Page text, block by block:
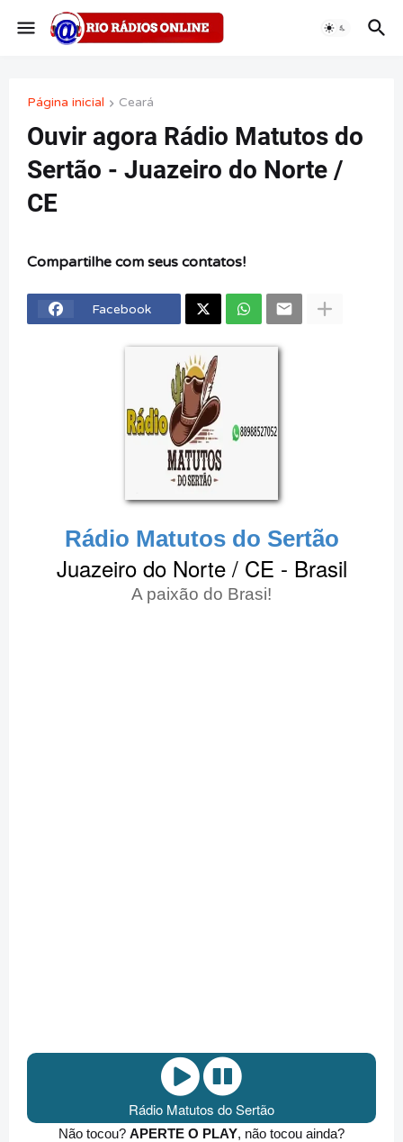
Página inicial Ceará
Ouvir agora Rádio Matutos do
Sertão - Juazeiro do Norte /
CE
Compartilhe com seus contatos!
Facebook
Rádio Matutos do Sertão
Juazeiro do Norte / CE - Brasil
A paixão do Brasi!
Rádio Matutos do Sertão
Não tocou? APERTE O PLAY, não tocou ainda?